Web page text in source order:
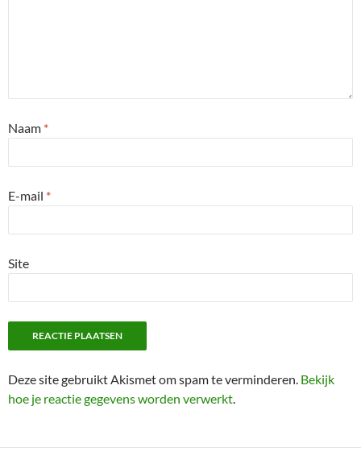
Naam *
E-mail *
Site
Deze site gebruikt Akismet om spam te verminderen. Bekijk
hoe je reactie gegevens worden verwerkt.